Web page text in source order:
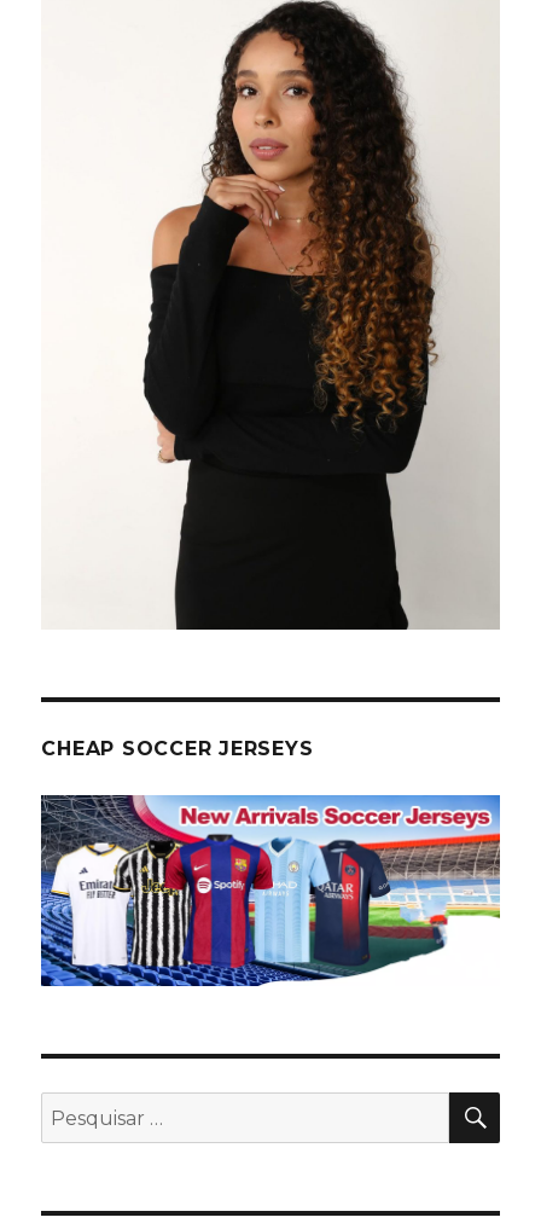
CHEAP SOCCER JERSEYS
Pesquisar
por: